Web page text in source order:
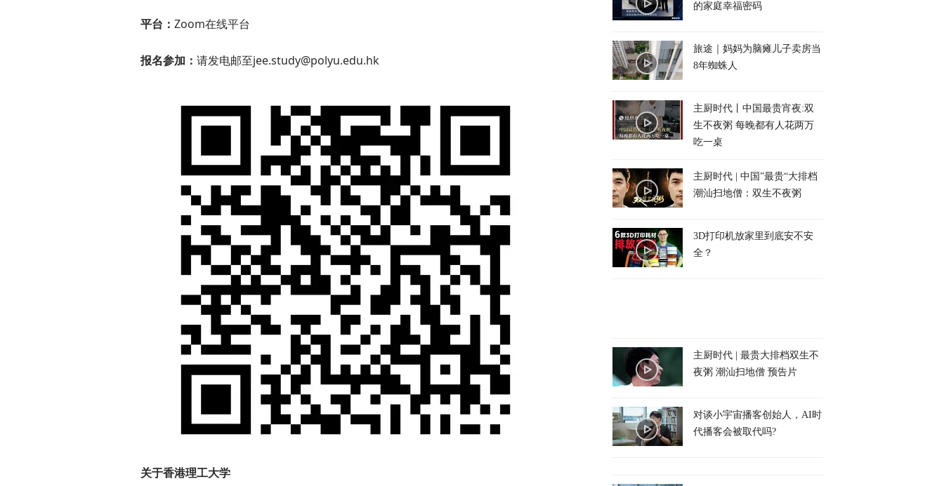
平台： Zoom在线平台
报名参加： 请发电邮至jee.study@polyu.edu.hk
关于香港理工大学
的家庭幸福密码
旅途｜妈妈为脑瘫儿子卖房当
8年蜘蛛人
主厨时代丨中国最贵宵夜:双
生不夜粥 每晚都有人花两万
吃一桌
主厨时代 | 中国”最贵“大排档
潮汕扫地僧：双生不夜粥
3D打印机放家里到底安不安
全？
主厨时代 | 最贵大排档双生不
夜粥 潮汕扫地僧 预告片
对谈小宇宙播客创始人，AI时
代播客会被取代吗?